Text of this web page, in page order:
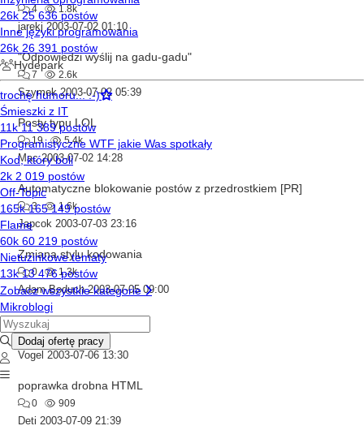
4 1.8k
jarekj 2003-07-02 01:10
"Odpowiedzi wyślij na gadu-gadu"
7 2.6k
Szymek 2003-07-02 05:39
Posty typu LOL
19 5.4k
Mac 2003-07-02 14:28
Automatyczne blokowanie postów z przedrostkiem [PR]
3 1.6k
Japcok 2003-07-03 23:16
Zmiana stylu kodowania
0 1.3k
Adam Boduch 2003-07-05 09:00
Ilość postów
5 1.8k
Vogel 2003-07-06 13:30
poprawka drobna HTML
0 909
Deti 2003-07-09 21:39